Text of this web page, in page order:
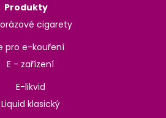
Produkty
cigarety
pro e-kouření
E - zařízení
E-likvid
Liquid klasický